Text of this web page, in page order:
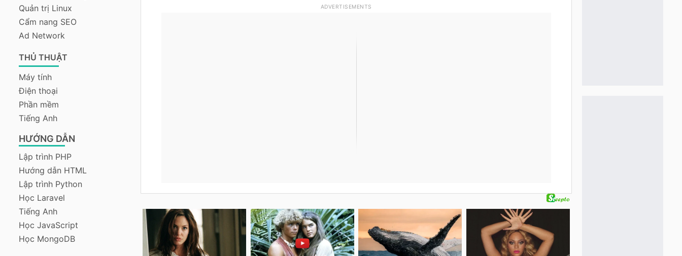
Quản trị Linux
Cẩm nang SEO
Ad Network
THỦ THUẬT
Máy tính
Điện thoại
Phần mềm
Tiếng Anh
HƯỚNG DẪN
Lập trình PHP
Hướng dẫn HTML
Lập trình Python
Học Laravel
Tiếng Anh
Học JavaScript
Học MongoDB
ADVERTISEMENTS